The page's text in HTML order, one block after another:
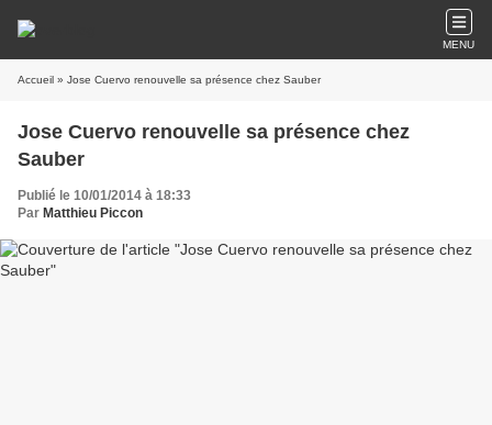
MENU
Accueil » Jose Cuervo renouvelle sa présence chez Sauber
Jose Cuervo renouvelle sa présence chez
Sauber
Publié le 10/01/2014 à 18:33
Par Matthieu Piccon